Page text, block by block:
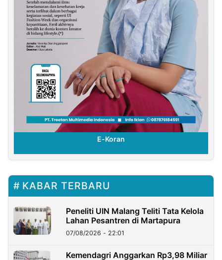
KABAR TERBARU
Peneliti UIN Malang Teliti Tata Kelola
Lahan Pesantren di Martapura
07/08/2026 - 22:01
Kemendagri Anggarkan Rp3,98 Miliar